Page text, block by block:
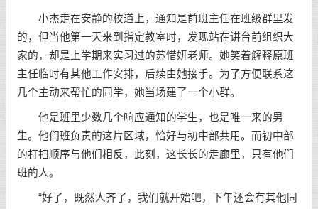
小杰走在安静的校道上，通知是前班主任在班级群里发
的，但当他第一天来到指定教室时，发现站在讲台前组织大
家的，却是上学期来实习过的苏惜妍老师。她笑着解释原班
主任临时有其他工作安排，后续由她接手。为了方便联系这
几个主动来帮忙的同学，她当场建了一个小群。
他是班里少数几个响应通知的学生，也是唯一来的男
生。他们班负责的这片区域，恰好与初中部共用。而初中部
的打扫顺序与他们相反，此刻，这长长的走廊里，只有他们
班的人。
“好了，既然人齐了，我们就开始吧，下午还会有其他同